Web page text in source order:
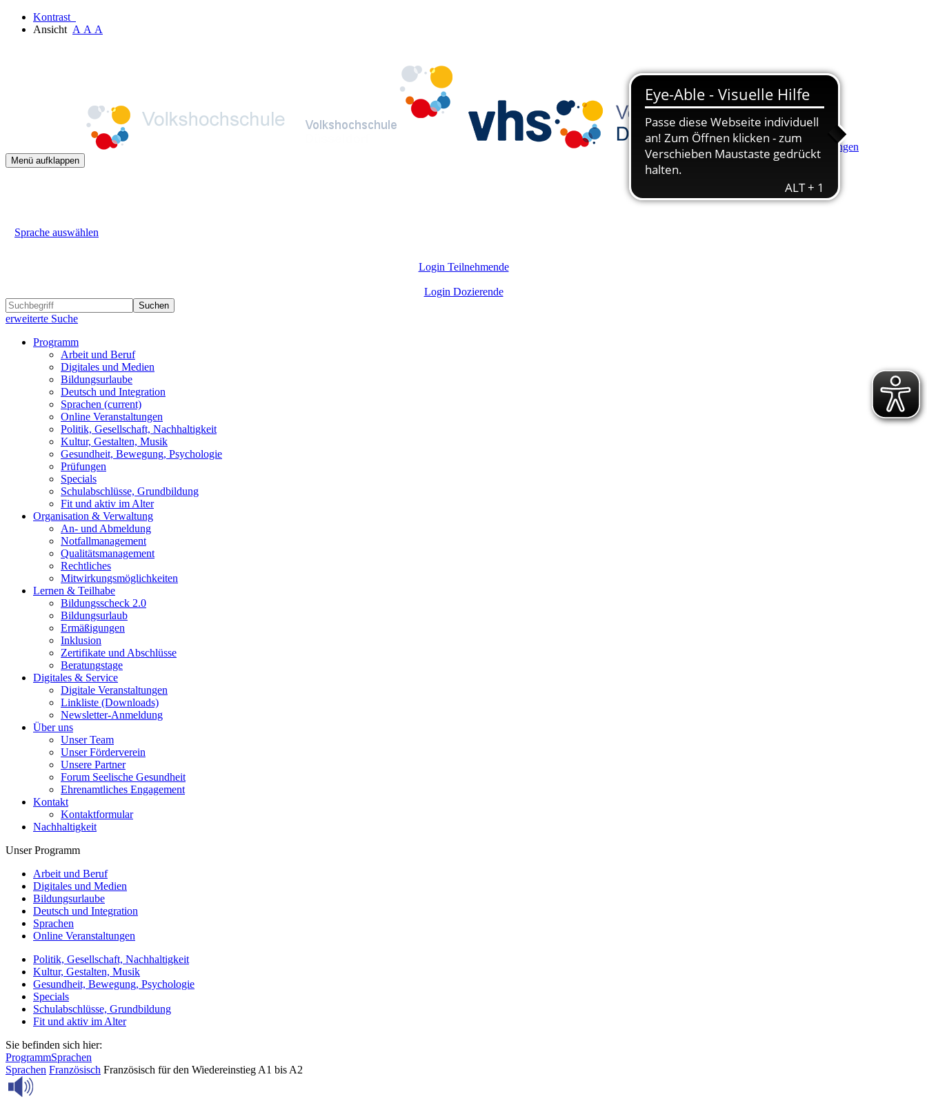
Kontrast
Ansicht A A A
Hauptinhalt anspringen
Menü aufklappen
Sprache auswählen
Login Teilnehmende
Login Dozierende
Suchen
erweiterte Suche
Programm
Arbeit und Beruf
Digitales und Medien
Bildungsurlaube
Deutsch und Integration
Sprachen (current)
Online Veranstaltungen
Politik, Gesellschaft, Nachhaltigkeit
Kultur, Gestalten, Musik
Gesundheit, Bewegung, Psychologie
Prüfungen
Specials
Schulabschlüsse, Grundbildung
Fit und aktiv im Alter
Organisation & Verwaltung
An- und Abmeldung
Notfallmanagement
Qualitätsmanagement
Rechtliches
Mitwirkungsmöglichkeiten
Lernen & Teilhabe
Bildungsscheck 2.0
Bildungsurlaub
Ermäßigungen
Inklusion
Zertifikate und Abschlüsse
Beratungstage
Digitales & Service
Digitale Veranstaltungen
Linkliste (Downloads)
Newsletter-Anmeldung
Über uns
Unser Team
Unser Förderverein
Unsere Partner
Forum Seelische Gesundheit
Ehrenamtliches Engagement
Kontakt
Kontaktformular
Nachhaltigkeit
Unser Programm
Arbeit und Beruf
Digitales und Medien
Bildungsurlaube
Deutsch und Integration
Sprachen
Online Veranstaltungen
Politik, Gesellschaft, Nachhaltigkeit
Kultur, Gestalten, Musik
Gesundheit, Bewegung, Psychologie
Specials
Schulabschlüsse, Grundbildung
Fit und aktiv im Alter
Sie befinden sich hier:
ProgrammSprachen
Sprachen Französisch Französisch für den Wiedereinstieg A1 bis A2